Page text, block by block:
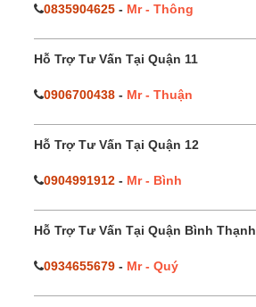
0835904625 - Mr - Thông
Hỗ Trợ Tư Vấn Tại Quận 11
0906700438 - Mr - Thuận
Hỗ Trợ Tư Vấn Tại Quận 12
0904991912 - Mr - Bình
Hỗ Trợ Tư Vấn Tại Quận Bình Thạnh
0934655679 - Mr - Quý